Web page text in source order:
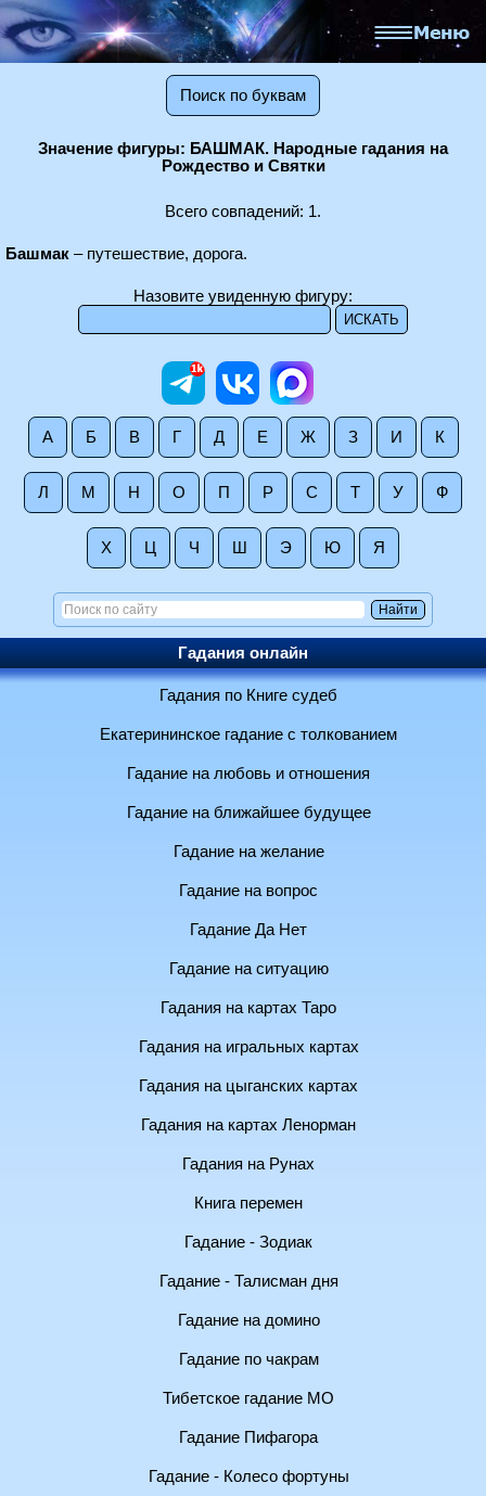
Поиск по буквам
Значение фигуры: БАШМАК. Народные гадания на
Рождество и Святки
Всего совпадений: 1.
Башмак – путешествие, дорога.
Назовите увиденную фигуру:
А Б В Г Д Е Ж З И К
Л М Н О П Р С Т У Ф
Х Ц Ч Ш Э Ю Я
Гадания онлайн
Гадания по Книге судеб
Екатерининское гадание с толкованием
Гадание на любовь и отношения
Гадание на ближайшее будущее
Гадание на желание
Гадание на вопрос
Гадание Да Нет
Гадание на ситуацию
Гадания на картах Таро
Гадания на игральных картах
Гадания на цыганских картах
Гадания на картах Ленорман
Гадания на Рунах
Книга перемен
Гадание - Зодиак
Гадание - Талисман дня
Гадание на домино
Гадание по чакрам
Тибетское гадание МО
Гадание Пифагора
Гадание - Колесо фортуны